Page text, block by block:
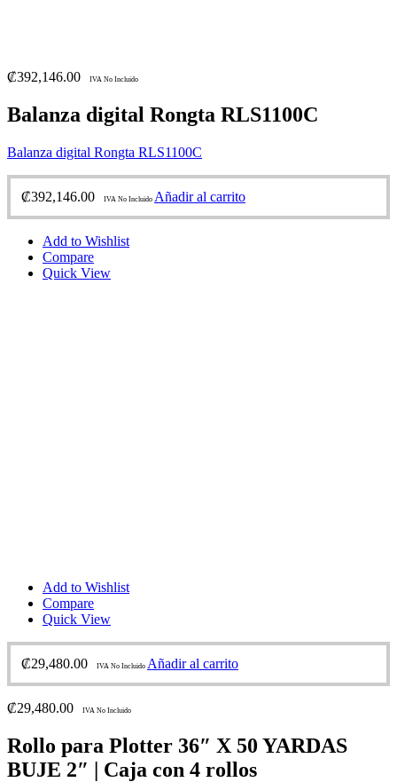
₡392,146.00 IVA No Incluido
Balanza digital Rongta RLS1100C
Balanza digital Rongta RLS1100C
₡392,146.00 IVA No Incluido Añadir al carrito
Add to Wishlist
Compare
Quick View
Add to Wishlist
Compare
Quick View
₡29,480.00 IVA No Incluido Añadir al carrito
₡29,480.00 IVA No Incluido
Rollo para Plotter 36″ X 50 YARDAS
BUJE 2″ | Caja con 4 rollos